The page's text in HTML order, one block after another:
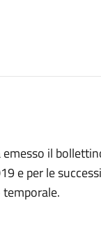
il
e per le